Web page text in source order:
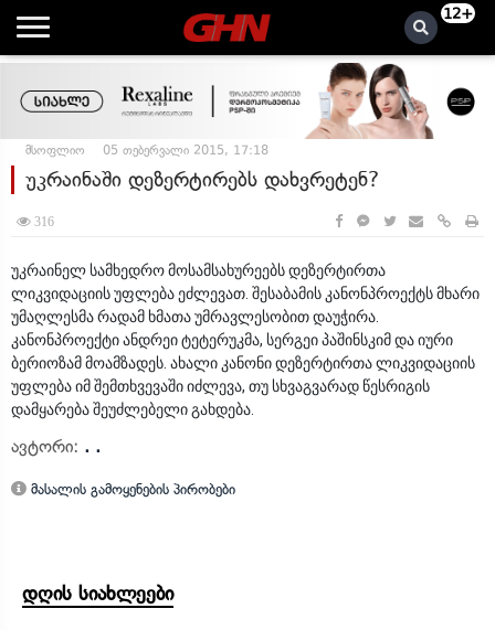
12+
მსოფლიო 05 თებერვალი 2015, 17:18
უკრაინაში დეზერტირებს დახვრეტენ?
316
უკრაინელ სამხედრო მოსამსახურეებს დეზერტირთა
ლიკვიდაციის უფლება ეძლევათ. შესაბამის კანონპროექტს მხარი
უმაღლესმა რადამ ხმათა უმრავლესობით დაუჭირა.
კანონპროექტი ანდრეი ტეტერუკმა, სერგეი პაშინსკიმ და იური
ბერიოზამ მოამზადეს. ახალი კანონი დეზერტირთა ლიკვიდაციის
უფლება იმ შემთხვევაში იძლევა, თუ სხვაგვარად წესრიგის
დამყარება შეუძლებელი გახდება.
ავტორი: . .
მასალის გამოყენების პირობები
დღის სიახლეები